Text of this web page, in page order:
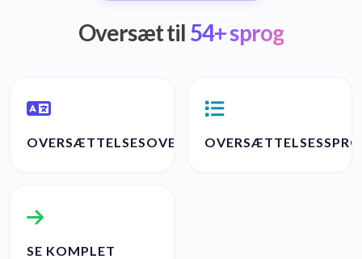
Oversæt til 54+ sprog
OVERSÆTTELSESOVERSIGT
SE KOMPLET